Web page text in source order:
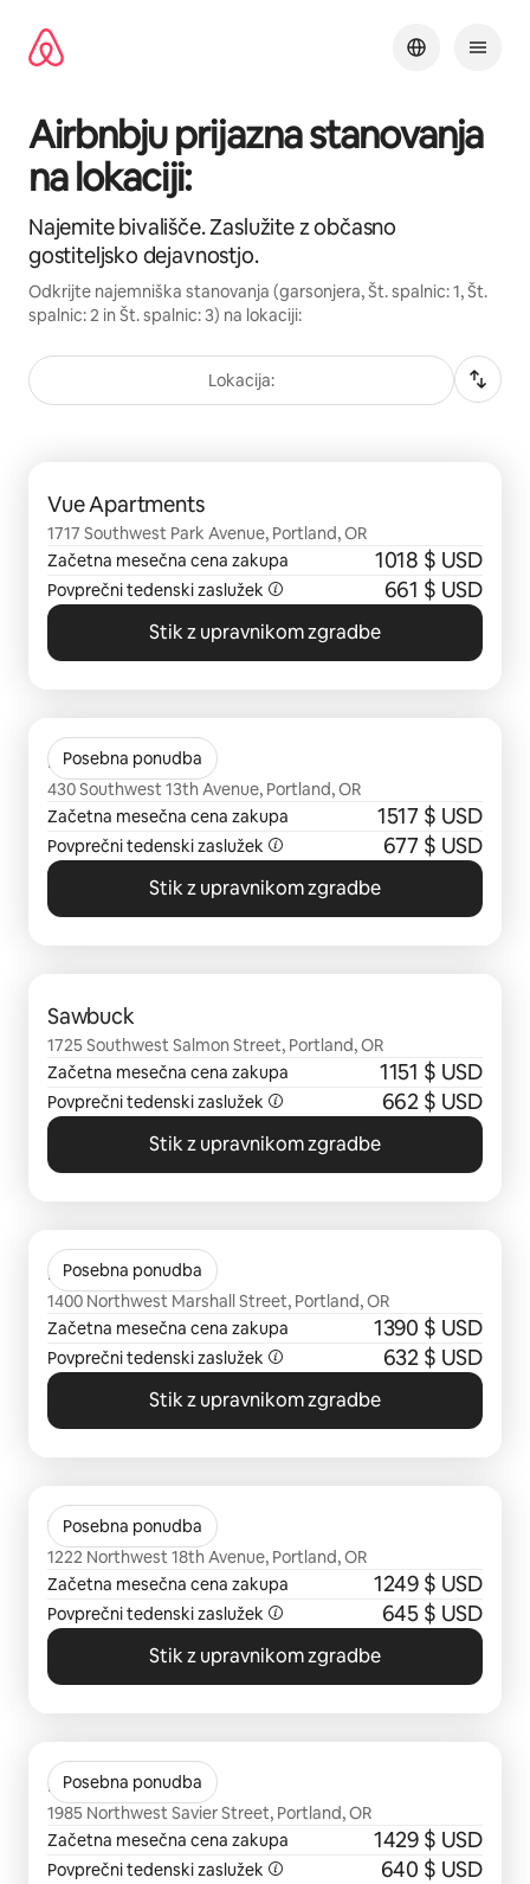
vsebino
Airbnbju prijazna stanovanja
na lokaciji:
Najemite bivališče. Zaslužite z občasno
gostiteljsko dejavnostjo.
Odkrijte najemniška stanovanja (garsonjera, Št. spalnic: 1, Št.
spalnic: 2 in Št. spalnic: 3) na lokaciji:
Lokacija:
Vue Apartments
1717 Southwest Park Avenue, Portland, OR
Začetna mesečna cena zakupa
1018 $ USD
Povprečni tedenski zaslužek 661 $ USD
Stik z upravnikom zgradbe
Posebna ponudba
Indigo
430 Southwest 13th Avenue, Portland, OR
Začetna mesečna cena zakupa
1517 $ USD
Povprečni tedenski zaslužek 677 $ USD
Stik z upravnikom zgradbe
Sawbuck
1725 Southwest Salmon Street, Portland, OR
Začetna mesečna cena zakupa
1151 $ USD
Povprečni tedenski zaslužek 662 $ USD
Stik z upravnikom zgradbe
Posebna ponudba
Enso
1400 Northwest Marshall Street, Portland, OR
Začetna mesečna cena zakupa
1390 $ USD
Povprečni tedenski zaslužek 632 $ USD
Stik z upravnikom zgradbe
Posebna ponudba
The Addy
1222 Northwest 18th Avenue, Portland, OR
Začetna mesečna cena zakupa
1249 $ USD
Povprečni tedenski zaslužek 645 $ USD
Stik z upravnikom zgradbe
Posebna ponudba
Millhouse
1985 Northwest Savier Street, Portland, OR
Začetna mesečna cena zakupa
1429 $ USD
Povprečni tedenski zaslužek 640 $ USD